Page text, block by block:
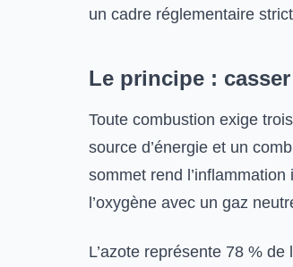
un cadre réglementaire
Le principe :
Toute combustion exige
source d’énergie et un
sommet rend
l’oxygène avec un gaz
L’azote représente 78 %